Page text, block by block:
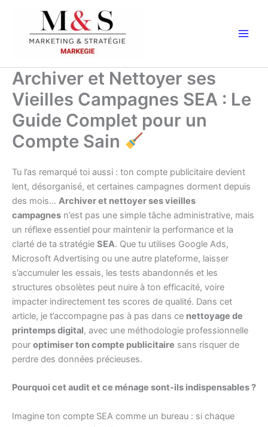
contenu
Archiver et Nettoyer ses
Vieilles Campagnes SEA : Le
Guide Complet pour un
Compte Sain
Tu l’as remarqué toi aussi : ton compte publicitaire devient
lent, désorganisé, et certaines campagnes dorment depuis
des mois… Archiver et nettoyer ses vieilles
campagnes n’est pas une simple tâche administrative, mais
un réflexe essentiel pour maintenir la performance et la
clarté de ta stratégie SEA. Que tu utilises Google Ads,
Microsoft Advertising ou une autre plateforme, laisser
s’accumuler les essais, les tests abandonnés et les
structures obsolètes peut nuire à ton efficacité, voire
impacter indirectement tes scores de qualité. Dans cet
article, je t’accompagne pas à pas dans ce nettoyage de
printemps digital, avec une méthodologie professionnelle
pour optimiser ton compte publicitaire sans risquer de
perdre des données précieuses.
Pourquoi cet audit et ce ménage sont-ils indispensables ?
Imagine ton compte SEA comme un bureau : si chaque